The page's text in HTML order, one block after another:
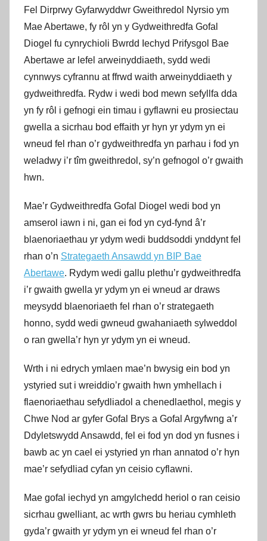
Fel Dirprwy Gyfarwyddwr Gweithredol Nyrsio ym
Mae Abertawe, fy rôl yn y Gydweithredfa Gofal
Diogel fu cynrychioli Bwrdd Iechyd Prifysgol Bae
Abertawe ar lefel arweinyddiaeth, sydd wedi
cynnwys cyfrannu at ffrwd waith arweinyddiaeth y
gydweithredfa. Rydw i wedi bod mewn sefyllfa dda
yn fy rôl i gefnogi ein timau i gyflawni eu prosiectau
gwella a sicrhau bod effaith yr hyn yr ydym yn ei
wneud fel rhan o’r gydweithredfa yn parhau i fod yn
weladwy i’r tîm gweithredol, sy’n gefnogol o’r gwaith
hwn.
Mae’r Gydweithredfa Gofal Diogel wedi bod yn
amserol iawn i ni, gan ei fod yn cyd-fynd â’r
blaenoriaethau yr ydym wedi buddsoddi ynddynt fel
rhan o’n Strategaeth Ansawdd yn BIP Bae
Abertawe. Rydym wedi gallu plethu’r gydweithredfa
i’r gwaith gwella yr ydym yn ei wneud ar draws
meysydd blaenoriaeth fel rhan o’r strategaeth
honno, sydd wedi gwneud gwahaniaeth sylweddol
o ran gwella’r hyn yr ydym yn ei wneud.
Wrth i ni edrych ymlaen mae’n bwysig ein bod yn
ystyried sut i wreiddio’r gwaith hwn ymhellach i
flaenoriaethau sefydliadol a chenedlaethol, megis y
Chwe Nod ar gyfer Gofal Brys a Gofal Argyfwng a’r
Ddyletswydd Ansawdd, fel ei fod yn dod yn fusnes i
bawb ac yn cael ei ystyried yn rhan annatod o’r hyn
mae’r sefydliad cyfan yn ceisio cyflawni.
Mae gofal iechyd yn amgylchedd heriol o ran ceisio
sicrhau gwelliant, ac wrth gwrs bu heriau cymhleth
gyda’r gwaith yr ydym yn ei wneud fel rhan o’r